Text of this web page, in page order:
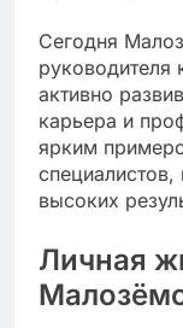
Сегодня
руководителя
активно
карьера и
ярким
высоких
Личная